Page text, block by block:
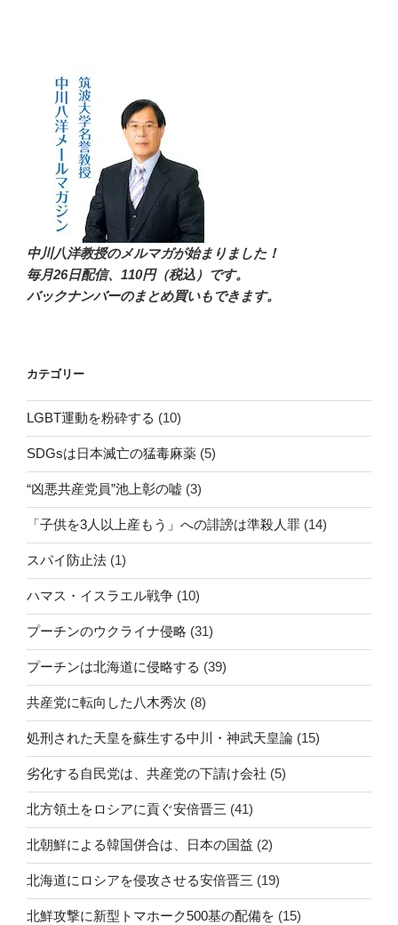
中川八洋教授のメルマガが始まりました！
毎月26日配信、110円（税込）です。
バックナンバーのまとめ買いもできます。
カテゴリー
LGBT運動を粉砕する (10)
SDGsは日本滅亡の猛毒麻薬 (5)
“凶悪共産党員”池上彰の嘘 (3)
「子供を3人以上産もう」への誹謗は準殺人罪 (14)
スパイ防止法 (1)
ハマス・イスラエル戦争 (10)
プーチンのウクライナ侵略 (31)
プーチンは北海道に侵略する (39)
共産党に転向した八木秀次 (8)
処刑された天皇を蘇生する中川・神武天皇論 (15)
劣化する自民党は、共産党の下請け会社 (5)
北方領土をロシアに貢ぐ安倍晋三 (41)
北朝鮮による韓国併合は、日本の国益 (2)
北海道にロシアを侵攻させる安倍晋三 (19)
北鮮攻撃に新型トマホーク500基の配備を (15)